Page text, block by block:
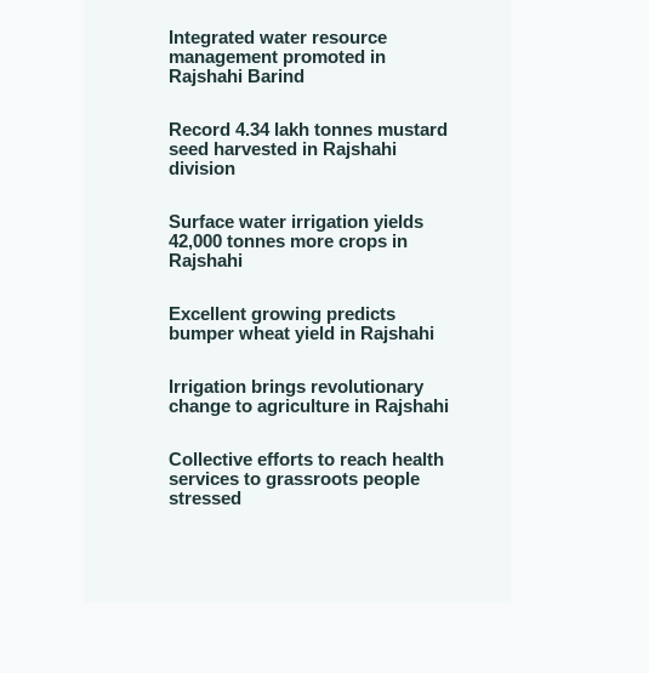
Integrated water resource
management promoted in
Rajshahi Barind
Record 4.34 lakh tonnes mustard
seed harvested in Rajshahi
division
Surface water irrigation yields
42,000 tonnes more crops in
Rajshahi
Excellent growing predicts
bumper wheat yield in Rajshahi
Irrigation brings revolutionary
change to agriculture in Rajshahi
Collective efforts to reach health
services to grassroots people
stressed